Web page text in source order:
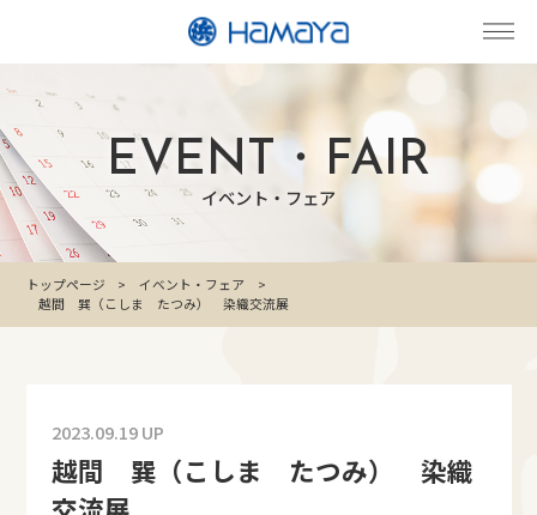
EVENT・FAIR
イベント・フェア
トップページ
イベント・フェア
越間 巽（こしま たつみ） 染織交流展
2023.09.19 UP
越間 巽（こしま たつみ） 染織